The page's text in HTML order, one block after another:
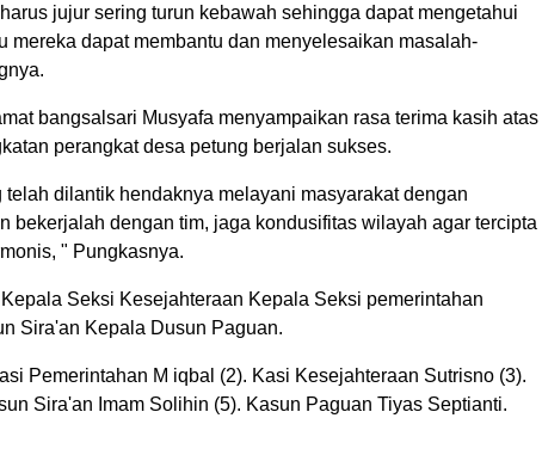
jujur sering turun kebawah sehingga dapat mengetahui
mereka dapat membantu dan menyelesaikan masalah-
bangsalsari Musyafa menyampaikan rasa terima kasih atas
perangkat desa petung berjalan sukses.
dilantik hendaknya melayani masyarakat dengan
bekerjalah dengan tim, jaga kondusifitas wilayah agar tercipta
" Pungkasnya.
Seksi Kesejahteraan Kepala Seksi pemerintahan
Sira'an Kepala Dusun Paguan.
Pemerintahan M iqbal (2). Kasi Kesejahteraan Sutrisno (3).
Sira'an Imam Solihin (5). Kasun Paguan Tiyas Septianti.